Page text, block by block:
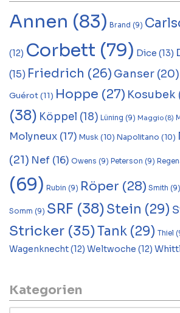
Annen (83) Brand (9)
(12) Corbett (79) Dice (13)
(15) Friedrich (26) Ganser (20)
Guérot(11) Hoppe (27) Kosubek
(38) Köppel (18) Lüning (9) Maggio (8)
Molyneux (17) Musk(10) Napolitano (10)
(21) Nef (16) Owens (9) Peterson (9)
(69) Rubin (9) Röper (28) Smith (9)
Somm (9) SRF (38)Stein (29)
Stricker (35)Tank (29) Thiel
Wagenknecht(12) Weltwoche (12)
Kategorien